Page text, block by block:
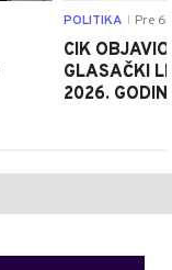
POLITIKA Pre 6
CIK
GLASAČKI
2026.